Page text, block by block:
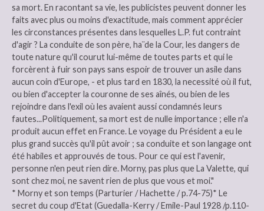
sa mort. En racontant sa vie, les publicistes peuvent donner les
faits avec plus ou moins d'exactitude, mais comment apprécier
les circonstances présentes dans lesquelles L.P. fut contraint
d'agir ? La conduite de son père, ha¨de la Cour, les dangers de
toute nature qu'il courut lui-même de toutes parts et qui le
forcèrent à fuir son pays sans espoir de trouver un asile dans
aucun coin d'Europe, - et plus tard en 1830, la necessité où il fut,
ou bien d'accepter la couronne de ses aînés, ou bien de les
rejoindre dans l'exil où les avaient aussi condamnés leurs
fautes...Politiquement, sa mort est de nulle importance ; elle n'a
produit aucun effet en France. Le voyage du Président a eu le
plus grand succès qu'il pût avoir ; sa conduite et son langage ont
été habiles et approuvés de tous. Pour ce qui est l'avenir,
personne n'en peut rien dire. Morny, pas plus que La Valette, qui
sont chez moi, ne savent rien de plus que vous et moi."
* Morny et son temps (Parturier / Hachette / p.74-75)* Le
secret du coup d'Etat (Guedalla-Kerry / Emile-Paul 1928 /p.110-